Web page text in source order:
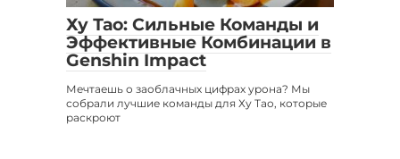
Ху Тао: Сильные Команды и
Эффективные Комбинации в
Genshin Impact
Мечтаешь о заоблачных цифрах урона? Мы
собрали лучшие команды для Ху Тао, которые
раскроют